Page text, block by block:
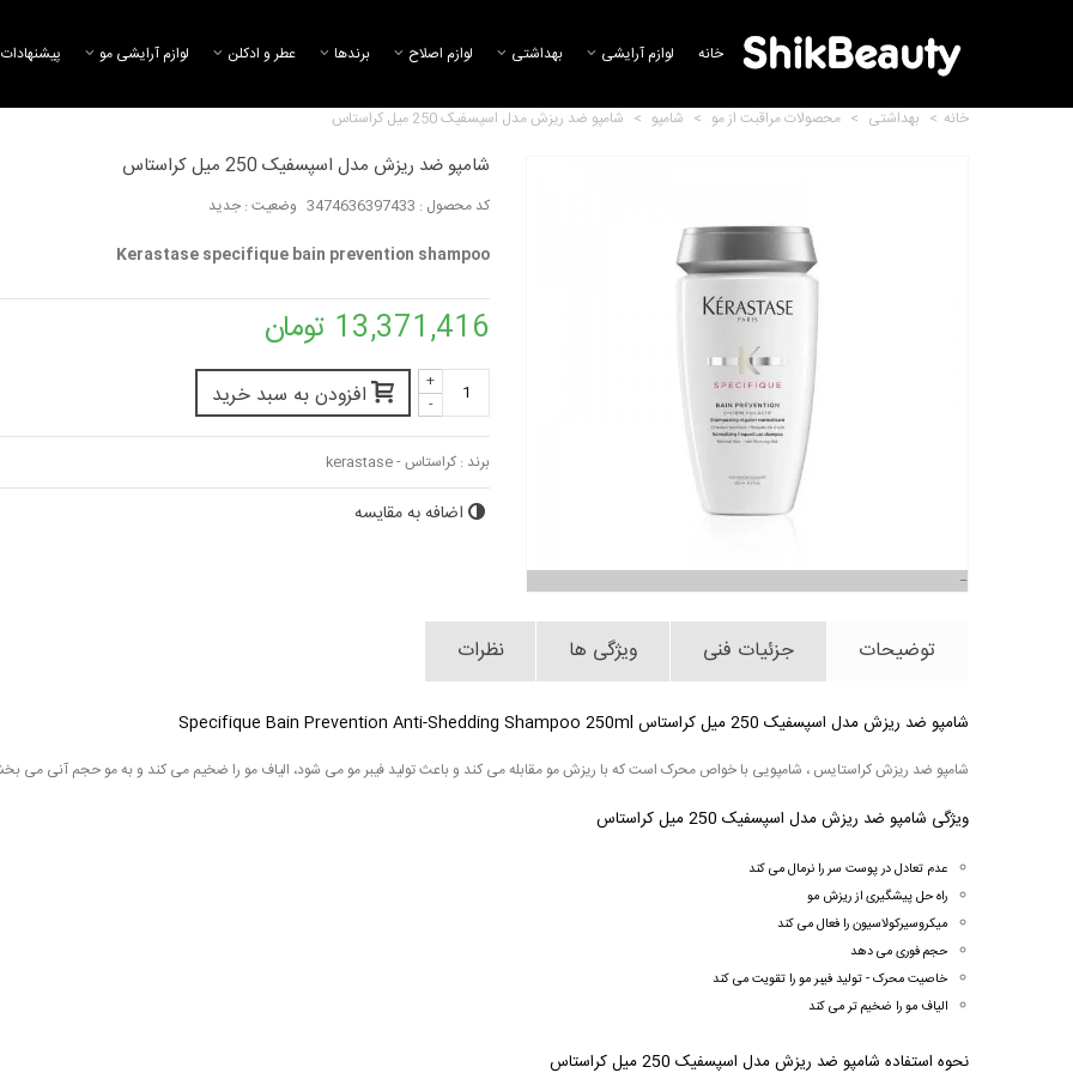
خانه لوازم آرایشی بهداشتی لوازم اصلاح برند‌ها عطر و ادکلن لوازم آرایشی مو
خانه > بهداشتی > محصولات مراقبت از مو > شامپو > شامپو ضد ریزش مدل اسپسفیک 250 میل کراستاس
شامپو ضد ریزش مدل اسپسفیک 250 میل کراستاس
کد محصول : 3474636397433 وضعیت : جدید
Kerastase specifique bain prevention shampoo
13,371,416 تومان
-
+ افزودن به سبد خرید
برند : کراستاس - kerastase
اضافه به مقایسه
جی ایکس
شامپو موهای چرب سوپر بالانس
الارو
شامپو موي سر مغذي فاقد سولفات
ماكاداميا و...
865,709 تومان
شامپو عسل مغذی فاقد سولفات
865,709 تومان
شامپو گیاهی سیر شون
232,010 تومان
توضیحات جزئیات فنی ویژگی ها نظرات
شامپو ضد ریزش مدل اسپسفیک 250 میل کراستاس Specifique Bain Prevention Anti-Shedding Shampoo 250ml
شامپو ضد ریزش کراستایس ، شامپویی با خواص محرک است که با ریزش مو مقابله می کند و باعث تولید فیبر مو می شود، الیاف مو را ضخیم می کند و به مو حجم آنی می
ویژگی شامپو ضد ریزش مدل اسپسفیک 250 میل کراستاس
عدم تعادل در پوست سر را نرمال می کند
راه حل پیشگیری از ریزش مو
میکروسیرکولاسیون را فعال می کند
حجم فوری می دهد
خاصیت محرک - تولید فیبر مو را تقویت می کند
الیاف مو را ضخیم تر می کند
نحوه استفاده شامپو ضد ریزش مدل اسپسفیک 250 میل کراستاس